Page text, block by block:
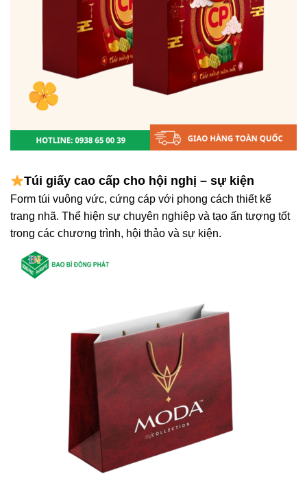
Túi giấy cao cấp cho hội nghị – sự kiện
Form túi vuông vức, cứng cáp với phong cách thiết kế
trang nhã. Thể hiện sự chuyên nghiệp và tạo ấn tượng tốt
trong các chương trình, hội thảo và sự kiện.